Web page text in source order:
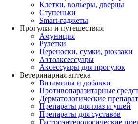
Клетки, вольеры, дверцы
Ступеньки
Smart-гаджеты
Прогулки и путешествия
Амуниция
Рулетки
Переноски, сумки, рюкзаки
Автоаксессуары
Аксессуары для прогулок
Ветеринарная аптека
Витамины и добавки
Противопаразитарные
Дерматологические
Препараты для глаз и ушей
Препараты для суставов
Гастроэнтерологические